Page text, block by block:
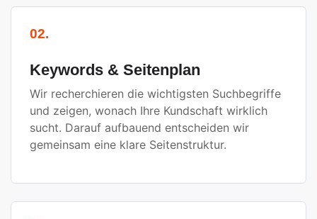
02.
Keywords & Seitenplan
Wir recherchieren die wichtigsten Suchbegriffe
und zeigen, wonach Ihre Kundschaft wirklich
sucht. Darauf aufbauend entscheiden wir
gemeinsam eine klare Seitenstruktur.